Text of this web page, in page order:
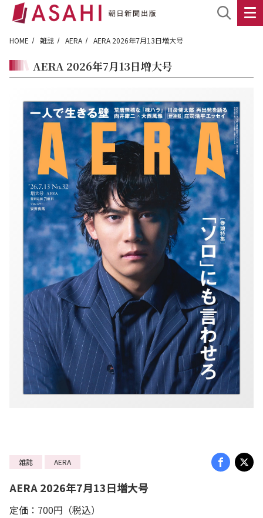
HOME 雑誌 AERA AERA 2026年7月13日増大号
AERA 2026年7月13日増大号
雑誌 AERA
AERA 2026年7月13日増大号
定価：700円（税込）